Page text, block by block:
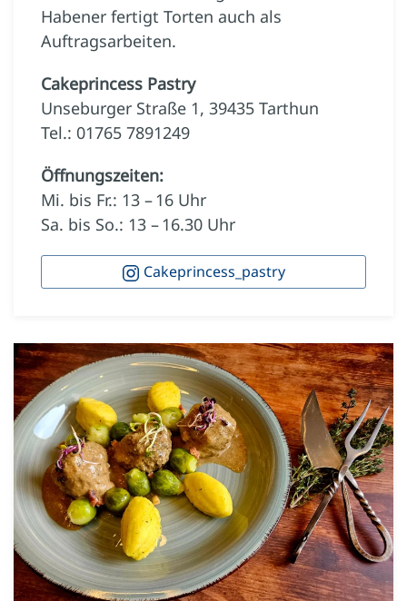
Habener fertigt Torten auch als
Auftragsarbeiten.
Cakeprincess Pastry
Unseburger Straße 1, 39435 Tarthun
Tel.: 01765 7891249
Öffnungszeiten:
Mi. bis Fr.: 13 – 16 Uhr
Sa. bis So.: 13 – 16.30 Uhr
Cakeprincess_pastry